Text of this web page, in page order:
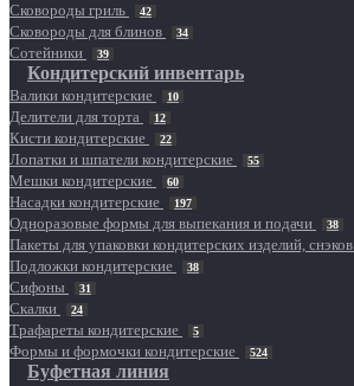
Сковороды гриль 42
Сковороды для блинов 34
Сотейники 39
Кондитерский инвентарь
Валики кондитерские 10
Делители для торта 12
Кисти кондитерские 22
Лопатки и шпатели кондитерские 55
Мешки кондитерские 60
Насадки кондитерские 197
Одноразовые формы для выпекания и подачи 38
Пакеты для упаковки кондитерских изделий, снэков
Подложки кондитерские 38
Сифоны 31
Скалки 24
Трафареты кондитерские 5
Формы и формочки кондитерские 524
Буфетная линия